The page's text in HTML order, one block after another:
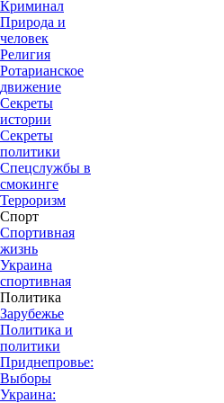
Криминал
Природа и
человек
Религия
Ротарианское
движение
Секреты
истории
Секреты
политики
Спецслужбы в
смокинге
Терроризм
Спорт
Спортивная
жизнь
Украина
спортивная
Политика
Зарубежье
Политика и
политики
Приднепровье:
Выборы
Украина: